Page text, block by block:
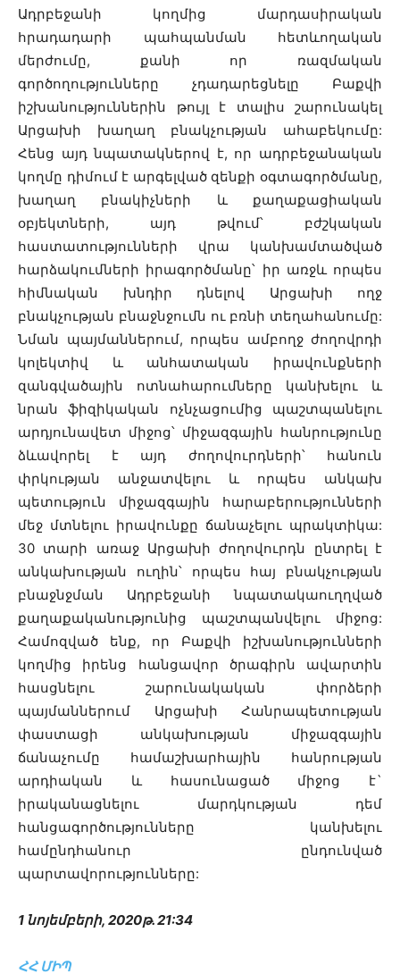
Ադրբեջանի կողմից մարդասիրական
հրադադարի պահպանման հետևողական
մերժումը, քանի որ ռազմական
գործողությունները չդադարեցնելը Բաքվի
իշխանություններին թույլ է տալիս շարունակել
Արցախի խաղաղ բնակչության ահաբեկումը:
Հենց այդ նպատակներով է, որ ադրբեջանական
կողմը դիմում է արգելված զենքի օգտագործմանը,
խաղաղ բնակիչների և քաղաքացիական
օբյեկտների, այդ թվում՝ բժշկական
հաստատությունների վրա կանխամտածված
հարձակումների իրագործմանը՝ իր առջև որպես
հիմնական խնդիր դնելով Արցախի ողջ
բնակչության բնաջնջումն ու բռնի տեղահանումը:
Նման պայմաններում, որպես ամբողջ ժողովրդի
կոլեկտիվ և անհատական ​​իրավունքների
զանգվածային ոտնահարումները կանխելու և
նրան ֆիզիկական ոչնչացումից պաշտպանելու
արդյունավետ միջոց՝ միջազգային հանրությունը
ձևավորել է այդ ժողովուրդների՝ հանուն
փրկության անջատվելու և որպես անկախ
պետություն միջազգային հարաբերությունների
մեջ մտնելու իրավունքը ճանաչելու պրակտիկա:
30 տարի առաջ Արցախի ժողովուրդն ընտրել է
անկախության ուղին՝ որպես հայ բնակչության
բնաջնջման Ադրբեջանի նպատակաուղղված
քաղաքականությունից պաշտպանվելու միջոց:
Համոզված ենք, որ Բաքվի իշխանությունների
կողմից իրենց հանցավոր ծրագիրն ավարտին
հասցնելու շարունակական փորձերի
պայմաններում Արցախի Հանրապետության
փաստացի անկախության միջազգային
ճանաչումը համաշխարհային հանրության
արդիական և հասունացած միջոց է`
իրականացնելու մարդկության դեմ
հանցագործությունները կանխելու
համընդհանուր ընդունված
պարտավորությունները:
1 նոյեմբերի, 2020թ. 21:34
ՀՀ ՄԻՊ